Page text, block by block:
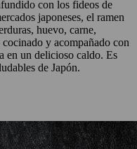
con los fideos de
japoneses, el ramen
huevo, carne,
y acompañado con
en un delicioso caldo. Es
de Japón.